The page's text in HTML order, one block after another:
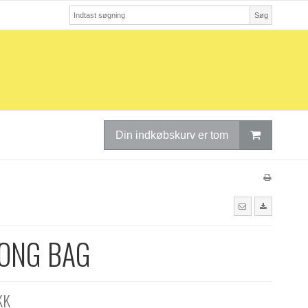
Søg
Din indkøbskurv er tom
BAG